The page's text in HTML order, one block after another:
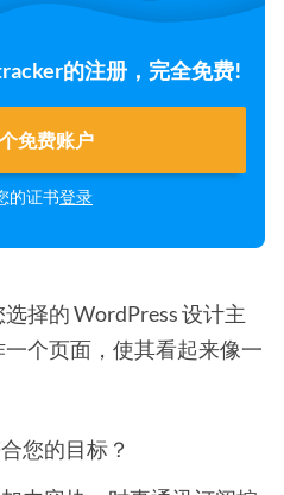
的注册，完全免费!
免费账户
的证书登录
择的 WordPress 设计主
个页面，使其看起来像一
您的目标？